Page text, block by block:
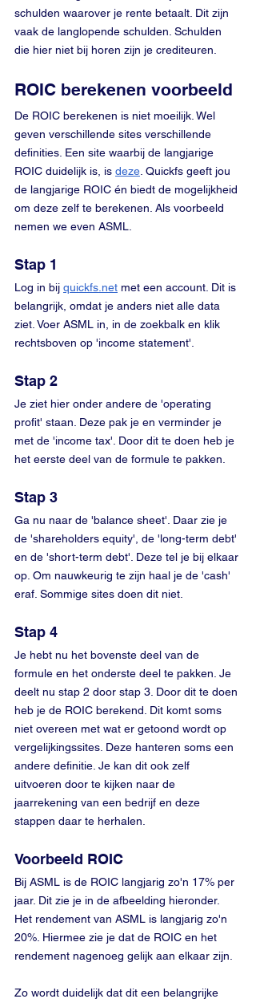
schulden waarover je rente betaalt. Dit zijn
vaak de langlopende schulden. Schulden
die hier niet bij horen zijn je crediteuren.
ROIC berekenen voorbeeld
De ROIC berekenen is niet moeilijk. Wel
geven verschillende sites verschillende
definities. Een site waarbij de langjarige
ROIC duidelijk is, is deze . Quickfs geeft jou
de langjarige ROIC én biedt de mogelijkheid
om deze zelf te berekenen. Als voorbeeld
nemen we even ASML.
Stap 1
Log in bij quickfs.net met een account. Dit is
belangrijk, omdat je anders niet alle data
ziet. Voer ASML in, in de zoekbalk en klik
rechtsboven op 'income statement'.
Stap 2
Je ziet hier onder andere de 'operating
profit' staan. Deze pak je en verminder je
met de 'income tax'. Door dit te doen heb je
het eerste deel van de formule te pakken.
Stap 3
Ga nu naar de 'balance sheet'. Daar zie je
de 'shareholders equity', de 'long-term debt'
en de 'short-term debt'. Deze tel je bij elkaar
op. Om nauwkeurig te zijn haal je de 'cash'
eraf. Sommige sites doen dit niet.
Stap 4
Je hebt nu het bovenste deel van de
formule en het onderste deel te pakken. Je
deelt nu stap 2 door stap 3. Door dit te doen
heb je de ROIC berekend. Dit komt soms
niet overeen met wat er getoond wordt op
vergelijkingssites. Deze hanteren soms een
andere definitie. Je kan dit ook zelf
uitvoeren door te kijken naar de
jaarrekening van een bedrijf en deze
stappen daar te herhalen.
Voorbeeld ROIC
Bij ASML is de ROIC langjarig zo'n 17% per
jaar. Dit zie je in de afbeelding hieronder.
Het rendement van ASML is langjarig zo'n
20%. Hiermee zie je dat de ROIC en het
rendement nagenoeg gelijk aan elkaar zijn.
Zo wordt duidelijk dat dit een belangrijke